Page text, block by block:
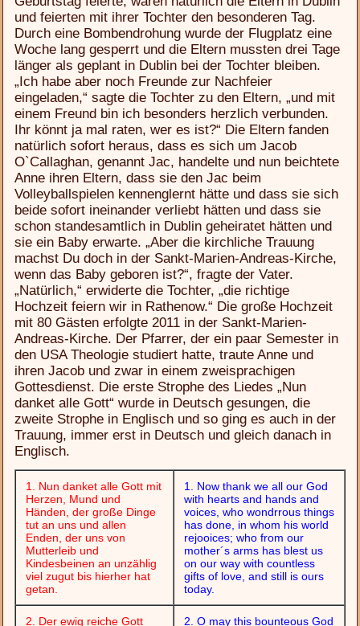
und feierten mit ihrer Tochter den besonderen Tag.
Durch eine Bombendrohung wurde der Flugplatz eine
Woche lang gesperrt und die Eltern mussten drei Tage
länger als geplant in Dublin bei der Tochter bleiben.
„Ich habe aber noch Freunde zur Nachfeier
eingeladen,“ sagte die Tochter zu den Eltern, „und mit
einem Freund bin ich besonders herzlich verbunden.
Ihr könnt ja mal raten, wer es ist?“ Die Eltern fanden
natürlich sofort heraus, dass es sich um Jacob
O`Callaghan, genannt Jac, handelte und nun beichtete
Anne ihren Eltern, dass sie den Jac beim
Volleyballspielen kennenglernt hätte und dass sie sich
beide sofort ineinander verliebt hätten und dass sie
schon standesamtlich in Dublin geheiratet hätten und
sie ein Baby erwarte. „Aber die kirchliche Trauung
machst Du doch in der Sankt-Marien-Andreas-Kirche,
wenn das Baby geboren ist?“, fragte der Vater.
„Natürlich,“ erwiderte die Tochter, „die richtige
Hochzeit feiern wir in Rathenow.“ Die große Hochzeit
mit 80 Gästen erfolgte 2011 in der Sankt-Marien-
Andreas-Kirche. Der Pfarrer, der ein paar Semester in
den USA Theologie studiert hatte, traute Anne und
ihren Jacob und zwar in einem zweisprachigen
Gottesdienst. Die erste Strophe des Liedes „Nun
danket alle Gott“ wurde in Deutsch gesungen, die
zweite Strophe in Englisch und so ging es auch in der
Trauung, immer erst in Deutsch und gleich danach in
Englisch.
1. Nun danket alle Gott mit
Herzen, Mund und
Händen, der große Dinge
tut an uns und allen
Enden, der uns von
Mutterleib und
Kindesbeinen an unzählig
viel zugut bis hierher hat
getan.
1. Now thank we all our God
with hearts and hands and
voices, who wondrrous things
has done, in whom his world
rejooices; who from our
mother´s arms has blest us
on our way with countless
gifts of love, and still is ours
today.
2. Der ewig reiche Gott 2. O may this bounteous God